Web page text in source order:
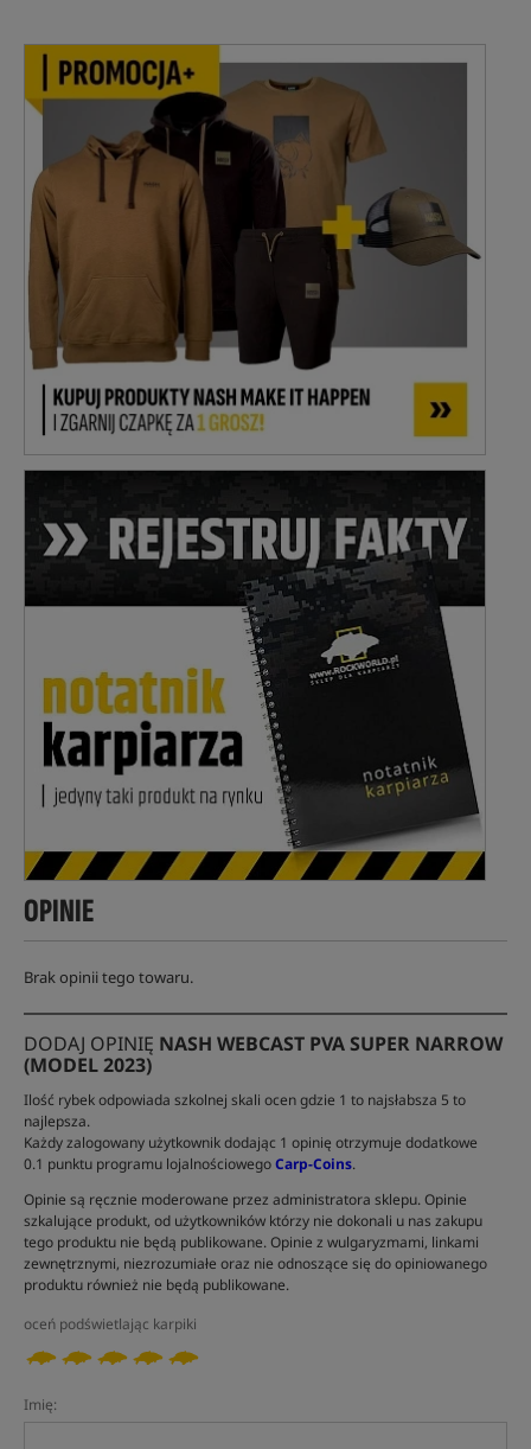
OPINIE
Brak opinii tego towaru.
DODAJ OPINIĘ NASH WEBCAST PVA SUPER NARROW
(MODEL 2023)
Ilość rybek odpowiada szkolnej skali ocen gdzie 1 to najsłabsza 5 to
najlepsza.
Każdy zalogowany użytkownik dodając 1 opinię otrzymuje dodatkowe
0.1 punktu programu lojalnościowegoCarp-Coins.
Opinie są ręcznie moderowane przez administratora sklepu. Opinie
szkalujące produkt, od użytkowników którzy nie dokonali u nas zakupu
tego produktu nie będą publikowane. Opinie z wulgaryzmami, linkami
zewnętrznymi, niezrozumiałe oraz nie odnoszące się do opiniowanego
produktu również nie będą publikowane.
oceń podświetlając karpiki
Imię: